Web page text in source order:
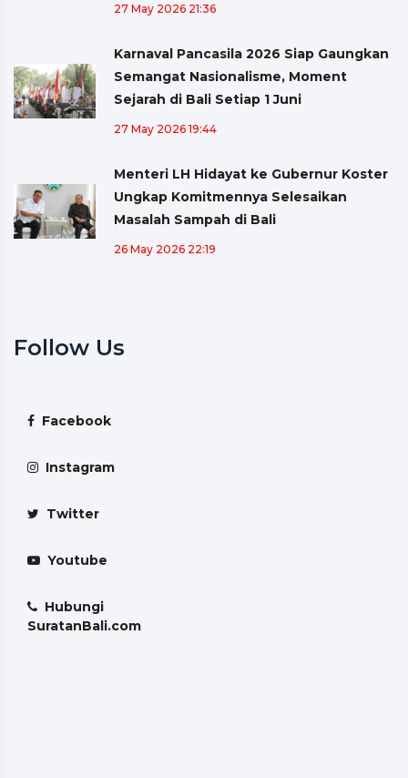
27 May 2026 21:36
Karnaval Pancasila 2026 Siap Gaungkan
Semangat Nasionalisme, Moment
Sejarah di Bali Setiap 1 Juni
27 May 2026 19:44
Menteri LH Hidayat ke Gubernur Koster
Ungkap Komitmennya Selesaikan
Masalah Sampah di Bali
26 May 2026 22:19
Follow Us
Facebook
Instagram
Twitter
Youtube
Hubungi
SuratanBali.com